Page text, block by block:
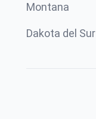
Montana
Dakota del Sur